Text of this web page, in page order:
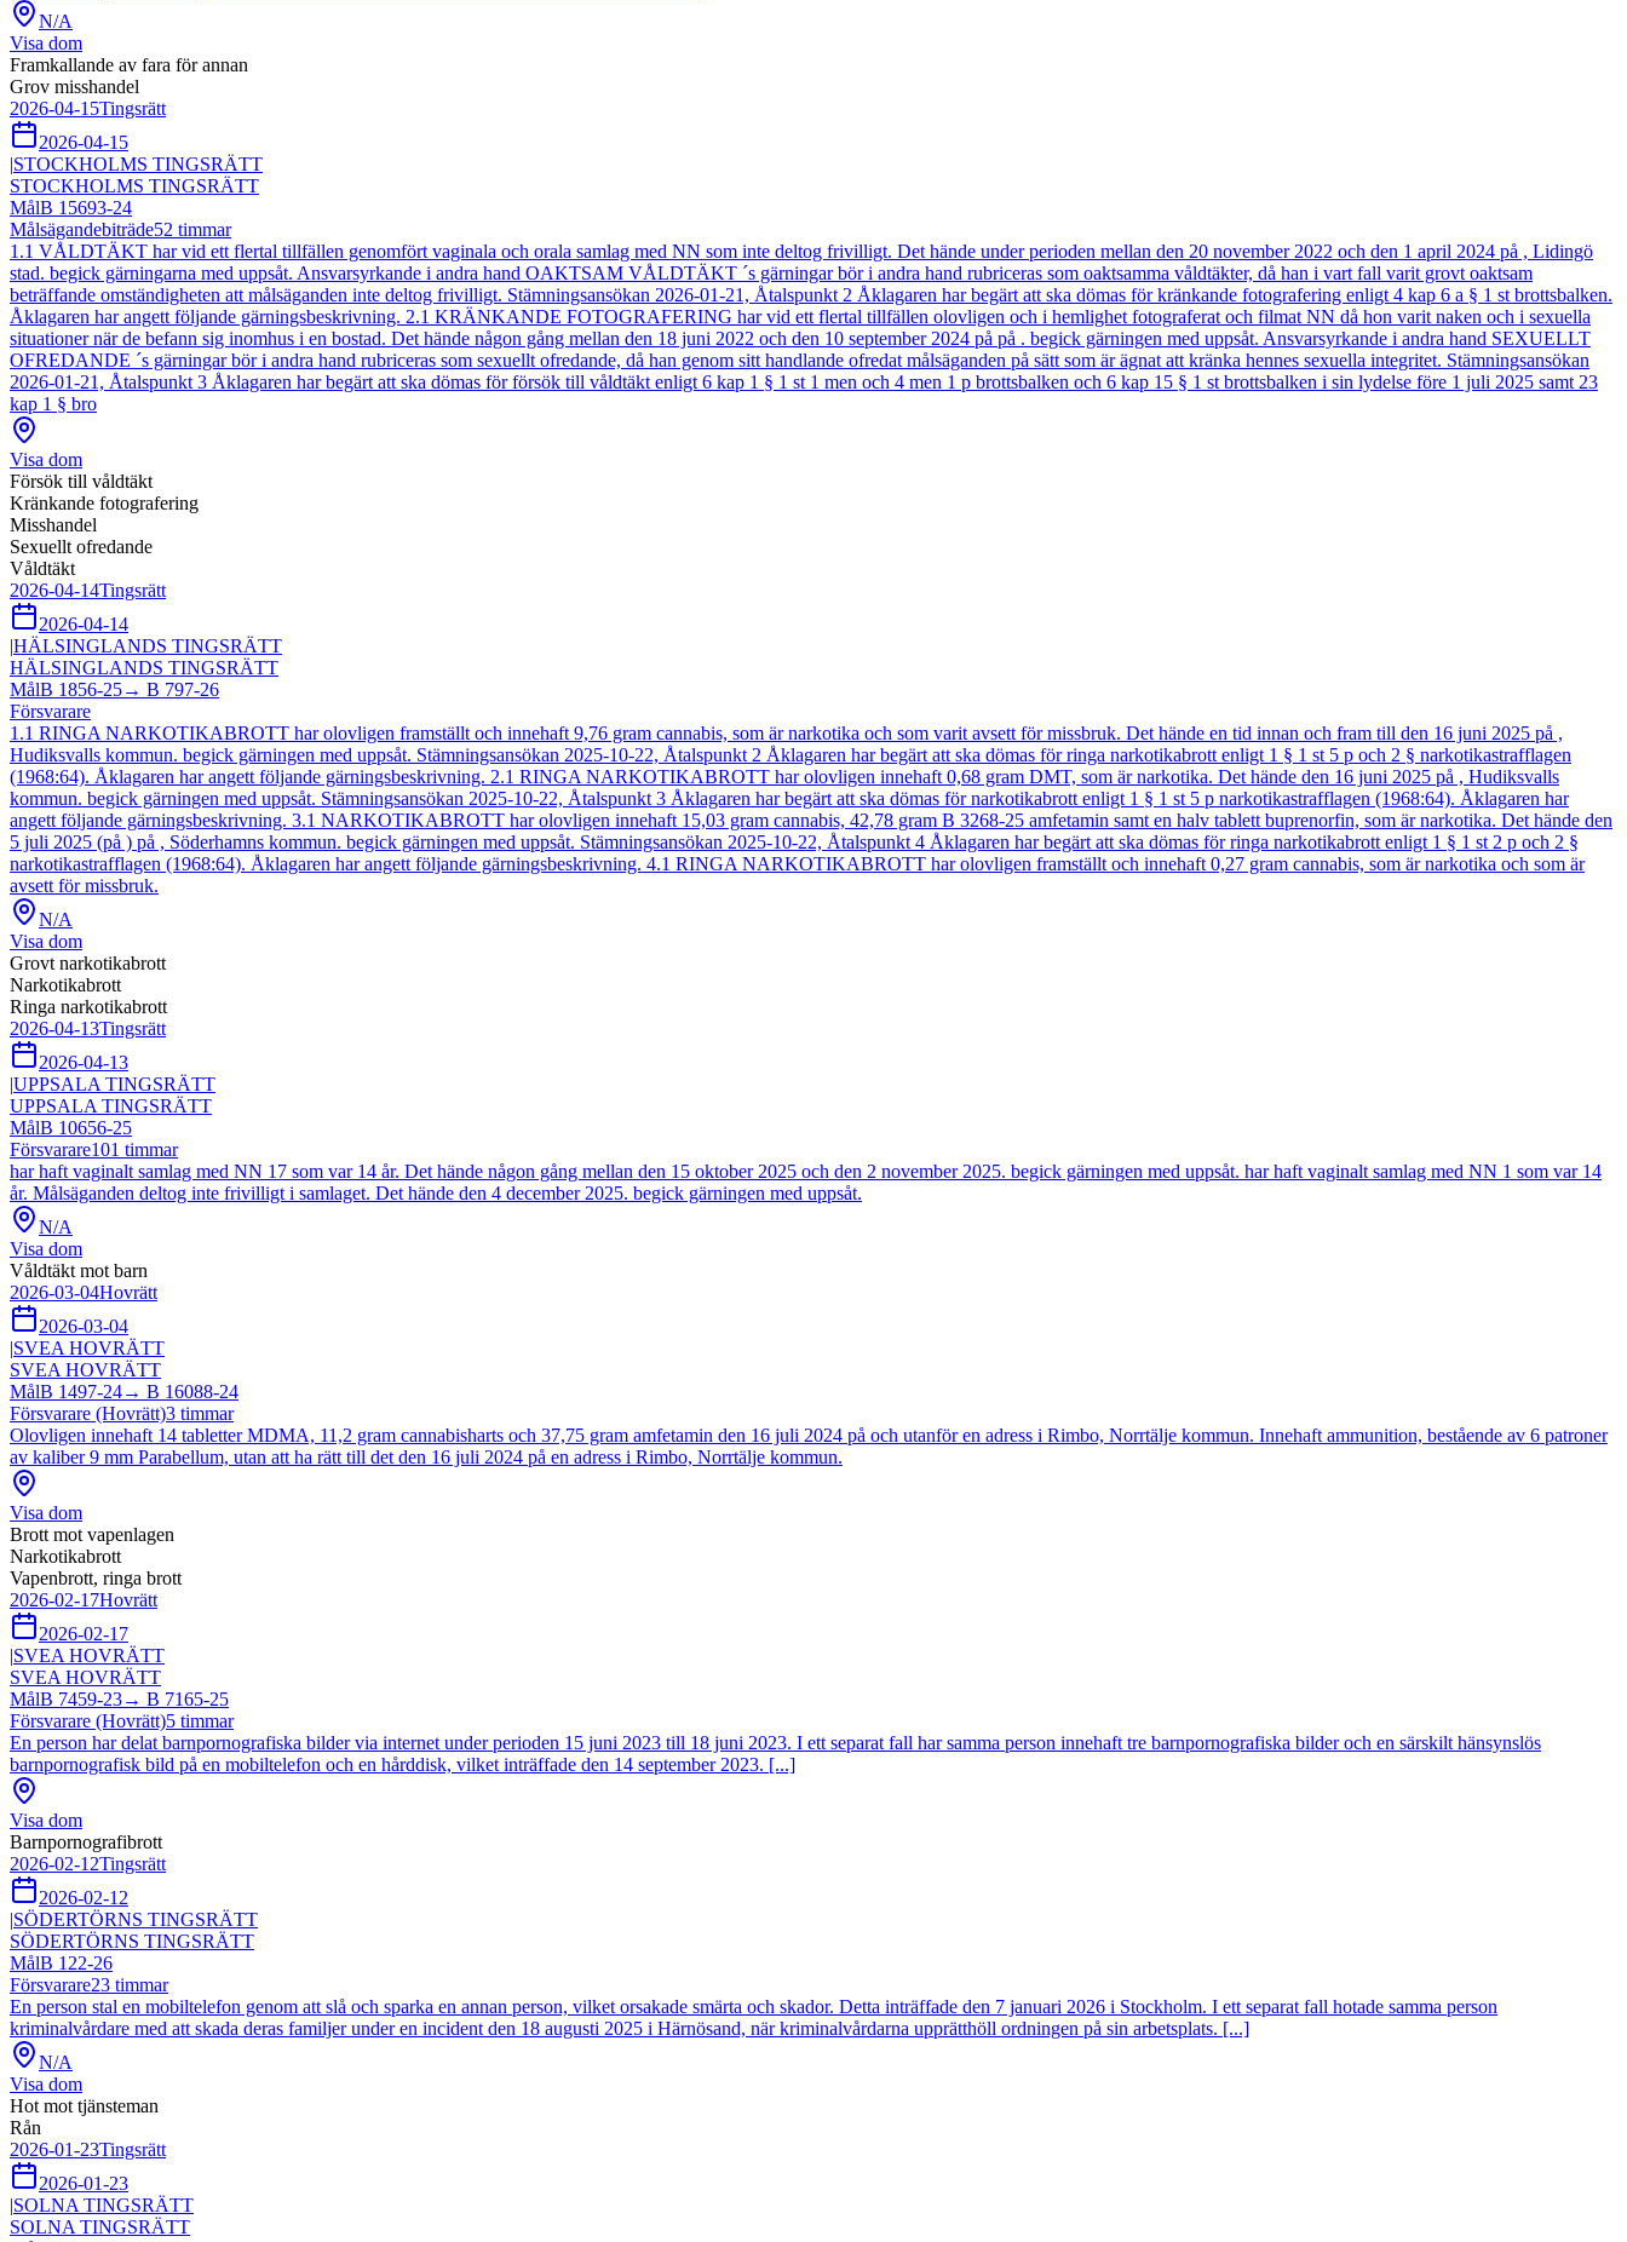
N/A
Visa dom
Framkallande av fara för annan
Grov misshandel
2026-04-15Tingsrätt
2026-04-15
|STOCKHOLMS TINGSRÄTT
STOCKHOLMS TINGSRÄTT
MålB 15693-24
Målsägandebiträde52 timmar
1.1 VÅLDTÄKT har vid ett flertal tillfällen genomfört vaginala och orala samlag med NN som inte deltog frivilligt. Det hände under perioden mellan den 20 november 2022 och den 1 april 2024 på , Lidingö
stad. begick gärningarna med uppsåt. Ansvarsyrkande i andra hand OAKTSAM VÅLDTÄKT ´s gärningar bör i andra hand rubriceras som oaktsamma våldtäkter, då han i vart fall varit grovt oaktsam
beträffande omständigheten att målsäganden inte deltog frivilligt. Stämningsansökan 2026-01-21, Åtalspunkt 2 Åklagaren har begärt att ska dömas för kränkande fotografering enligt 4 kap 6 a § 1 st brottsbalken.
Åklagaren har angett följande gärningsbeskrivning. 2.1 KRÄNKANDE FOTOGRAFERING har vid ett flertal tillfällen olovligen och i hemlighet fotograferat och filmat NN då hon varit naken och i sexuella
situationer när de befann sig inomhus i en bostad. Det hände någon gång mellan den 18 juni 2022 och den 10 september 2024 på på . begick gärningen med uppsåt. Ansvarsyrkande i andra hand SEXUELLT
OFREDANDE ´s gärningar bör i andra hand rubriceras som sexuellt ofredande, då han genom sitt handlande ofredat målsäganden på sätt som är ägnat att kränka hennes sexuella integritet. Stämningsansökan
2026-01-21, Åtalspunkt 3 Åklagaren har begärt att ska dömas för försök till våldtäkt enligt 6 kap 1 § 1 st 1 men och 4 men 1 p brottsbalken och 6 kap 15 § 1 st brottsbalken i sin lydelse före 1 juli 2025 samt 23
kap 1 § bro
Visa dom
Försök till våldtäkt
Kränkande fotografering
Misshandel
Sexuellt ofredande
Våldtäkt
2026-04-14Tingsrätt
2026-04-14
|HÄLSINGLANDS TINGSRÄTT
HÄLSINGLANDS TINGSRÄTT
MålB 1856-25→ B 797-26
Försvarare
1.1 RINGA NARKOTIKABROTT har olovligen framställt och innehaft 9,76 gram cannabis, som är narkotika och som varit avsett för missbruk. Det hände en tid innan och fram till den 16 juni 2025 på ,
Hudiksvalls kommun. begick gärningen med uppsåt. Stämningsansökan 2025-10-22, Åtalspunkt 2 Åklagaren har begärt att ska dömas för ringa narkotikabrott enligt 1 § 1 st 5 p och 2 § narkotikastrafflagen
(1968:64). Åklagaren har angett följande gärningsbeskrivning. 2.1 RINGA NARKOTIKABROTT har olovligen innehaft 0,68 gram DMT, som är narkotika. Det hände den 16 juni 2025 på , Hudiksvalls
kommun. begick gärningen med uppsåt. Stämningsansökan 2025-10-22, Åtalspunkt 3 Åklagaren har begärt att ska dömas för narkotikabrott enligt 1 § 1 st 5 p narkotikastrafflagen (1968:64). Åklagaren har
angett följande gärningsbeskrivning. 3.1 NARKOTIKABROTT har olovligen innehaft 15,03 gram cannabis, 42,78 gram B 3268-25 amfetamin samt en halv tablett buprenorfin, som är narkotika. Det hände den
5 juli 2025 (på ) på , Söderhamns kommun. begick gärningen med uppsåt. Stämningsansökan 2025-10-22, Åtalspunkt 4 Åklagaren har begärt att ska dömas för ringa narkotikabrott enligt 1 § 1 st 2 p och 2 §
narkotikastrafflagen (1968:64). Åklagaren har angett följande gärningsbeskrivning. 4.1 RINGA NARKOTIKABROTT har olovligen framställt och innehaft 0,27 gram cannabis, som är narkotika och som är
avsett för missbruk.
N/A
Visa dom
Grovt narkotikabrott
Narkotikabrott
Ringa narkotikabrott
2026-04-13Tingsrätt
2026-04-13
|UPPSALA TINGSRÄTT
UPPSALA TINGSRÄTT
MålB 10656-25
Försvarare101 timmar
har haft vaginalt samlag med NN 17 som var 14 år. Det hände någon gång mellan den 15 oktober 2025 och den 2 november 2025. begick gärningen med uppsåt. har haft vaginalt samlag med NN 1 som var 14
år. Målsäganden deltog inte frivilligt i samlaget. Det hände den 4 december 2025. begick gärningen med uppsåt.
N/A
Visa dom
Våldtäkt mot barn
2026-03-04Hovrätt
2026-03-04
|SVEA HOVRÄTT
SVEA HOVRÄTT
MålB 1497-24→ B 16088-24
Försvarare (Hovrätt)3 timmar
Olovligen innehaft 14 tabletter MDMA, 11,2 gram cannabisharts och 37,75 gram amfetamin den 16 juli 2024 på och utanför en adress i Rimbo, Norrtälje kommun. Innehaft ammunition, bestående av 6 patroner
av kaliber 9 mm Parabellum, utan att ha rätt till det den 16 juli 2024 på en adress i Rimbo, Norrtälje kommun.
Visa dom
Brott mot vapenlagen
Narkotikabrott
Vapenbrott, ringa brott
2026-02-17Hovrätt
2026-02-17
|SVEA HOVRÄTT
SVEA HOVRÄTT
MålB 7459-23→ B 7165-25
Försvarare (Hovrätt)5 timmar
En person har delat barnpornografiska bilder via internet under perioden 15 juni 2023 till 18 juni 2023. I ett separat fall har samma person innehaft tre barnpornografiska bilder och en särskilt hänsynslös
barnpornografisk bild på en mobiltelefon och en hårddisk, vilket inträffade den 14 september 2023. [...]
Visa dom
Barnpornografibrott
2026-02-12Tingsrätt
2026-02-12
|SÖDERTÖRNS TINGSRÄTT
SÖDERTÖRNS TINGSRÄTT
MålB 122-26
Försvarare23 timmar
En person stal en mobiltelefon genom att slå och sparka en annan person, vilket orsakade smärta och skador. Detta inträffade den 7 januari 2026 i Stockholm. I ett separat fall hotade samma person
kriminalvårdare med att skada deras familjer under en incident den 18 augusti 2025 i Härnösand, när kriminalvårdarna upprätthöll ordningen på sin arbetsplats. [...]
N/A
Visa dom
Hot mot tjänsteman
Rån
2026-01-23Tingsrätt
2026-01-23
|SOLNA TINGSRÄTT
SOLNA TINGSRÄTT